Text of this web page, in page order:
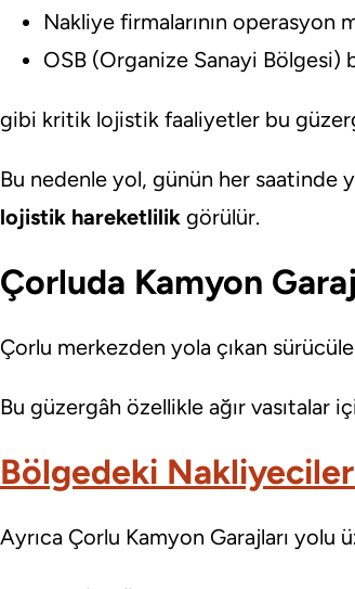
Nakliye firmalarının operasyon
OSB (Organize Sanayi Bölgesi)
gibi kritik lojistik faaliyetler bu
Bu nedenle yol, günün her saatinde
lojistik hareketlilik görülür.
Çorluda Kamyon
Çorlu merkezden yola çıkan
Bu güzergâh özellikle ağır vasıtalar
Bölgedeki
Ayrıca Çorlu Kamyon Garajları yolu